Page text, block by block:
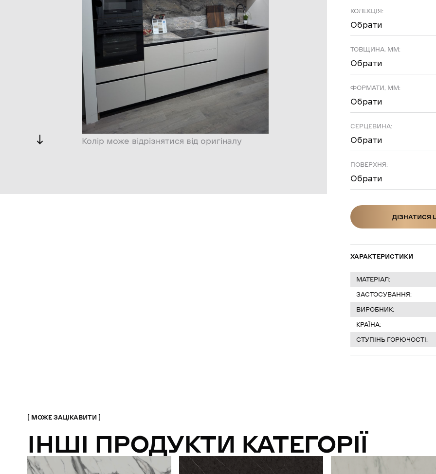
Колір може відрізнятися від оригіналу
КОЛЕКЦІЯ:
Обрати
ТОВЩИНА, ММ:
Обрати
ФОРМАТИ, ММ:
Обрати
СЕРЦЕВИНА:
Обрати
ПОВЕРХНЯ:
Обрати
ДІЗНАТИСЯ
ХАРАКТЕРИСТИКИ
МАТЕРІАЛ:
ЗАСТОСУВАННЯ:
ВИРОБНИК:
КРАЇНА:
СТУПІНЬ ГОРЮЧОСТІ:
МОЖЕ ЗАЦІКАВИТИ
ІНШІ ПРОДУКТИ КАТЕГОРІЇ